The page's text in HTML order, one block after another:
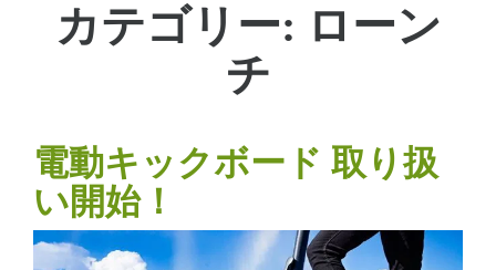
カテゴリー: ローン
チ
電動キックボード 取り扱
い開始！